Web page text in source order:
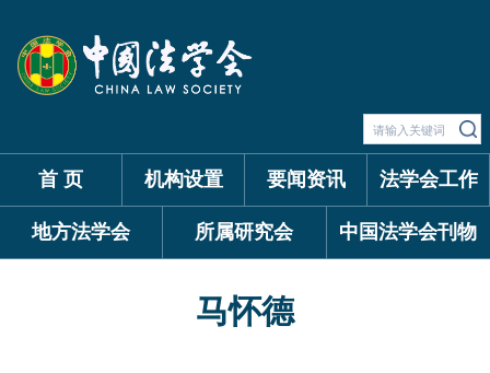
首 页 机构设置 要闻资讯 法学会工作
地方法学会 所属研究会 中国法学会刊物
马怀德